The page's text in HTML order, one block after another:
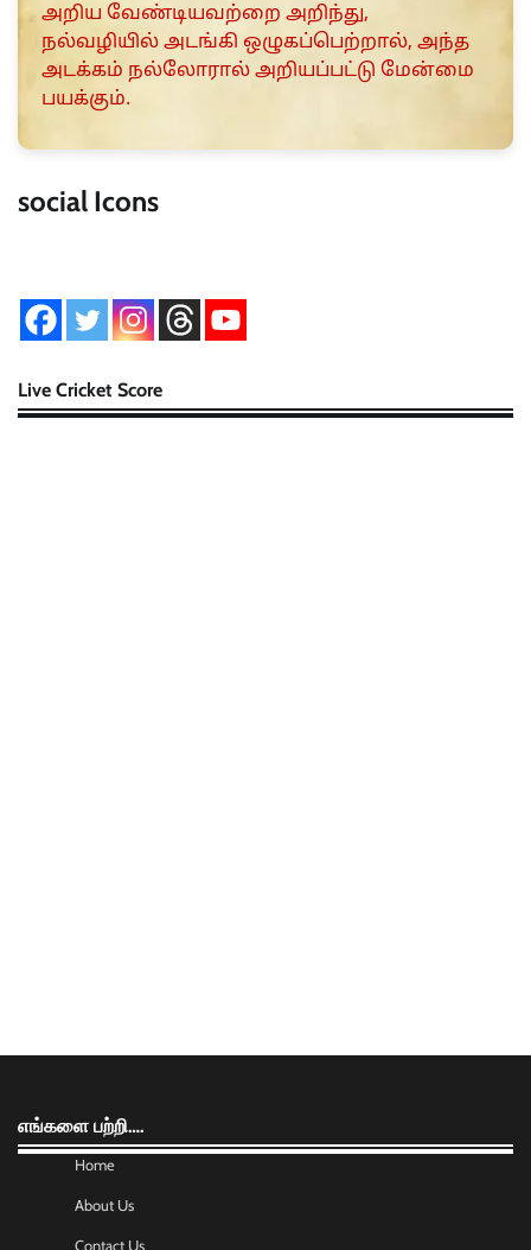
அறிய வேண்டியவற்றை அறிந்து,
நல்வழியில் அடங்கி ஒழுகப்பெற்றால், அந்த
அடக்கம் நல்லோரால் அறியப்பட்டு மேன்மை
பயக்கும்.
social Icons
Live Cricket Score
எங்களை பற்றி….
Home
About Us
Contact Us